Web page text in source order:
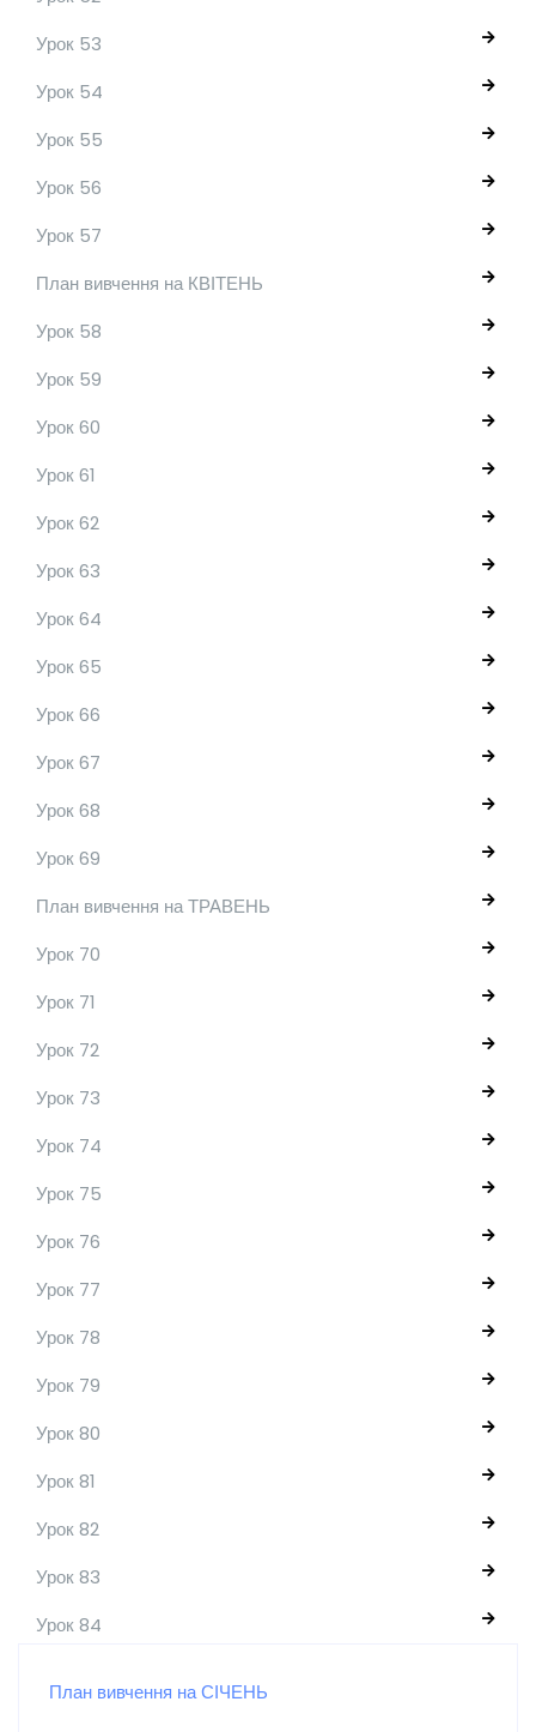
Урок 53
Урок 54
Урок 55
Урок 56
Урок 57
План вивчення на КВІТЕНЬ
Урок 58
Урок 59
Урок 60
Урок 61
Урок 62
Урок 63
Урок 64
Урок 65
Урок 66
Урок 67
Урок 68
Урок 69
План вивчення на ТРАВЕНЬ
Урок 70
Урок 71
Урок 72
Урок 73
Урок 74
Урок 75
Урок 76
Урок 77
Урок 78
Урок 79
Урок 80
Урок 81
Урок 82
Урок 83
Урок 84
План вивчення на СІЧЕНЬ